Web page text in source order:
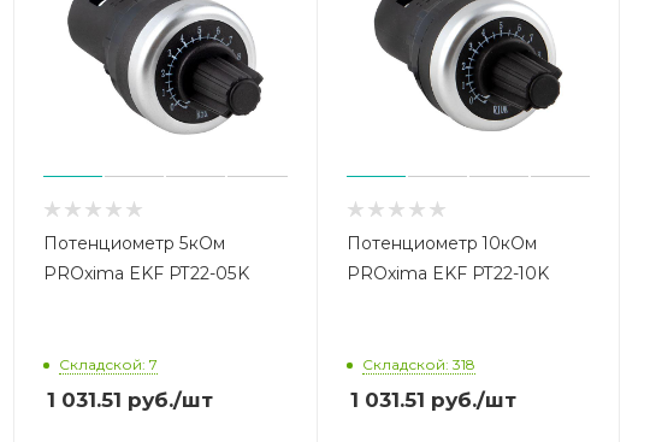
Потенциометр 5кОм
PROxima EKF PT22-05K
Складской: 7
1 031.51 руб./шт
Потенциометр 10кОм
PROxima EKF PT22-10K
Складской: 318
1 031.51 руб./шт